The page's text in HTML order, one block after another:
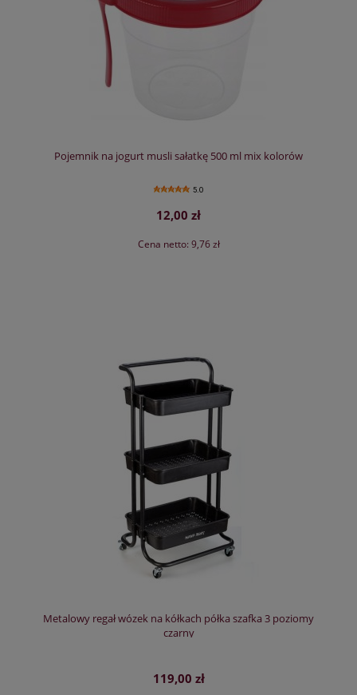
Pojemnik na jogurt musli sałatkę 500 ml mix kolorów
5.0
12,00 zł
Cena netto: 9,76 zł
Metalowy regał wózek na kółkach półka szafka 3 poziomy
czarny
119,00 zł